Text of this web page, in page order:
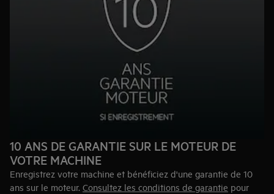
10 ANS DE GARANTIE SUR LE MOTEUR DE
VOTRE MACHINE
Enregistrez votre machine et bénéficiez d'une garantie de 10
ans sur le moteur. Consultez les conditions de garantie pour